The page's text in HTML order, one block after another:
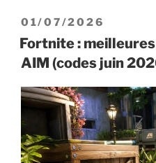
PUBLIÉ
LE
01/07/2026
Fortnite :
AIM (codes juin